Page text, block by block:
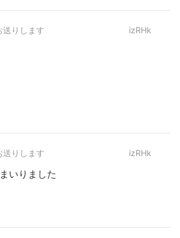
送りします izRHk
送りします izRHk
いりました